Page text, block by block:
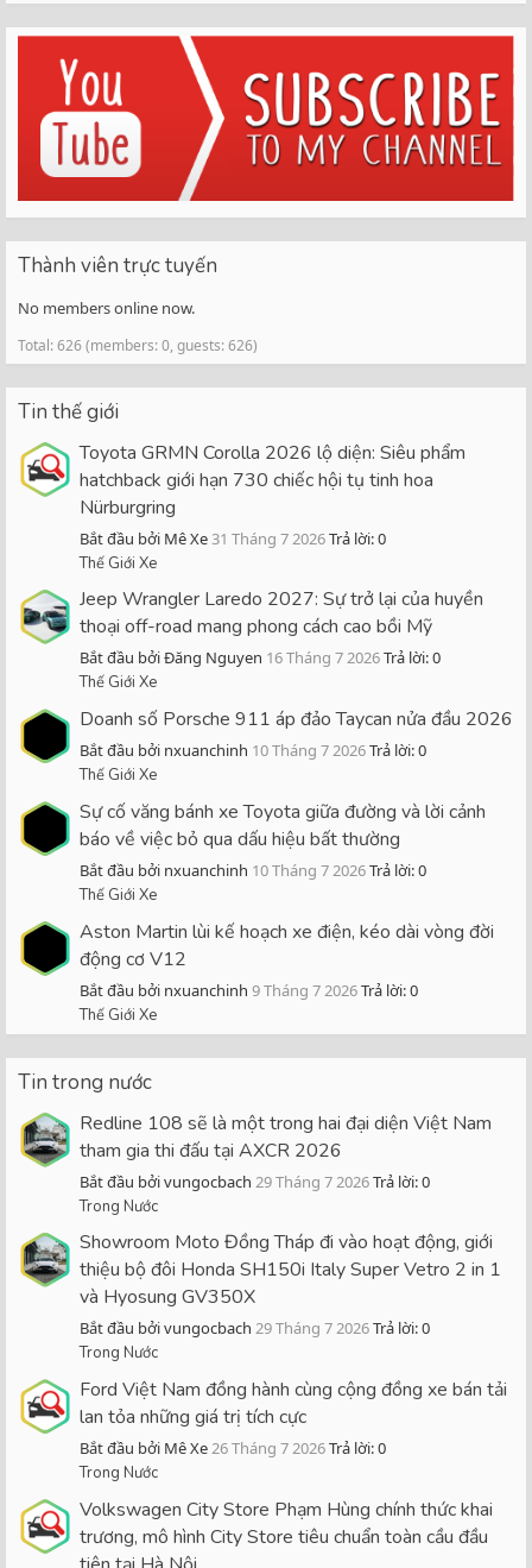
Thành viên trực tuyến
No members online now.
Total: 626 (members: 0, guests: 626)
Tin thế giới
Toyota GRMN Corolla 2026 lộ diện: Siêu phẩm
hatchback giới hạn 730 chiếc hội tụ tinh hoa
Nürburgring
Bắt đầu bởi Mê Xe31 Tháng 7 2026Trả lời: 0
Thế Giới Xe
Jeep Wrangler Laredo 2027: Sự trở lại của huyền
thoại off-road mang phong cách cao bồi Mỹ
Bắt đầu bởi Đăng Nguyen 16 Tháng 7 2026Trả lời: 0
Thế Giới Xe
Doanh số Porsche 911 áp đảo Taycan nửa đầu 2026
Bắt đầu bởi nxuanchinh 10 Tháng 7 2026Trả lời: 0
Thế Giới Xe
Sự cố văng bánh xe Toyota giữa đường và lời cảnh
báo về việc bỏ qua dấu hiệu bất thường
Bắt đầu bởi nxuanchinh 10 Tháng 7 2026Trả lời: 0
Thế Giới Xe
Aston Martin lùi kế hoạch xe điện, kéo dài vòng đời
động cơ V12
Bắt đầu bởi nxuanchinh 9 Tháng 7 2026Trả lời: 0
Thế Giới Xe
Tin trong nước
Redline 108 sẽ là một trong hai đại diện Việt Nam
tham gia thi đấu tại AXCR 2026
Bắt đầu bởi vungocbach 29 Tháng 7 2026Trả lời: 0
Trong Nước
Showroom Moto Đồng Tháp đi vào hoạt động, giới
thiệu bộ đôi Honda SH150i Italy Super Vetro 2 in 1
và Hyosung GV350X
Bắt đầu bởi vungocbach 29 Tháng 7 2026Trả lời: 0
Trong Nước
Ford Việt Nam đồng hành cùng cộng đồng xe bán tải
lan tỏa những giá trị tích cực
Bắt đầu bởi Mê Xe26 Tháng 7 2026Trả lời: 0
Trong Nước
Volkswagen City Store Phạm Hùng chính thức khai
trương, mô hình City Store tiêu chuẩn toàn cầu đầu